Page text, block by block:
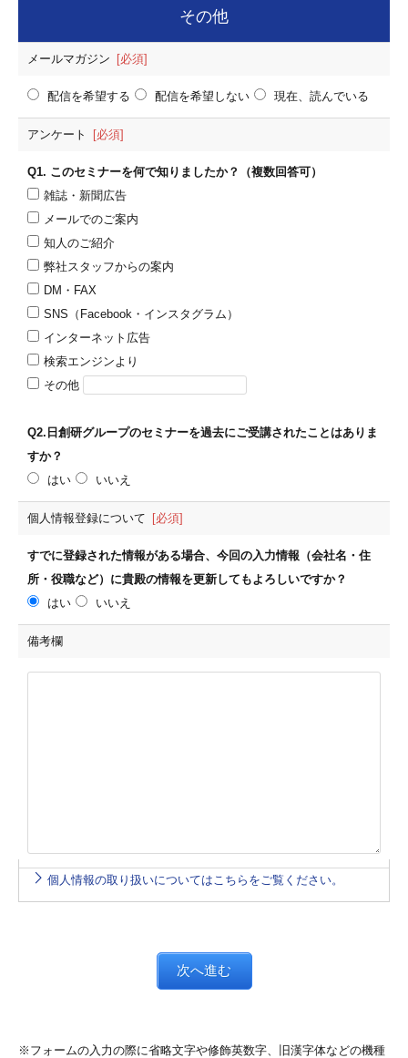
その他
メールマガジン [必須]
配信を希望する 配信を希望しない 現在、読んでいる
アンケート [必須]
Q1. このセミナーを何で知りましたか？（複数回答可）
雑誌・新聞広告
メールでのご案内
知人のご紹介
弊社スタッフからの案内
DM・FAX
SNS（Facebook・インスタグラム）
インターネット広告
検索エンジンより
その他
Q2.日創研グループのセミナーを過去にご受講されたことはありま
すか？
はい
いいえ
個人情報登録について [必須]
すでに登録された情報がある場合、今回の入力情報（会社名・住
所・役職など）に貴殿の情報を更新してもよろしいですか？
はい
いいえ
備考欄
個人情報の取り扱いについてはこちらをご覧ください。
※フォームの入力の際に省略文字や修飾英数字、旧漢字体などの機種